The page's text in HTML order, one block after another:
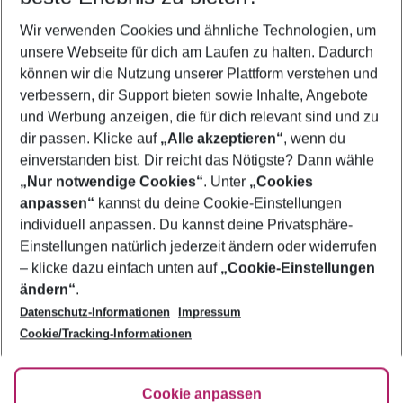
2 Erwachsene Keine Kinder
Mehr Filter anzeigen
Footer
Footer navigation
Über uns
AGB
Bestpreisgarantie
Cookie-Einstellungen ändern
Cookie-Richtlinie
Agenturbetreuung
Barrierefreies Reisen
FAQ
HanseMerkur Reiseversicherung
Folge uns
Wir verwenden Cookies und ähnliche Technologien, um
unsere Webseite für dich am Laufen zu halten. Dadurch
können wir die Nutzung unserer Plattform verstehen und
verbessern, dir Support bieten sowie Inhalte, Angebote
und Werbung anzeigen, die für dich relevant sind und zu
dir passen. Klicke auf „Alle akzeptieren“, wenn du
einverstanden bist. Dir reicht das Nötigste? Dann wähle
„Nur notwendige Cookies“. Unter „Cookies
anpassen“ kannst du deine Cookie-Einstellungen
individuell anpassen. Du kannst deine Privatsphäre-
Einstellungen natürlich jederzeit ändern oder widerrufen
– klicke dazu einfach unten auf „Cookie-Einstellungen
ändern“.
Datenschutz-Informationen
Impressum
Cookie/Tracking-Informationen
Cookie anpassen